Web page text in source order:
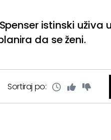
istinski uživa
da se ženi.
Sortiraj po: